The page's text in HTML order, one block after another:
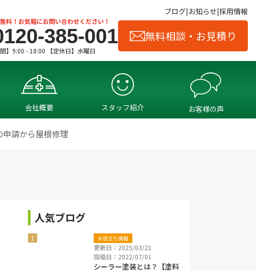
ブログ お知らせ 採用情報
料！お気軽にお問い合わせください！
385-001
間】9:00 - 18:00 【定休日】水曜日
無料相談・お見積り
会社概要 スタッフ紹介 お客様の声
申請から屋根修理
人気ブログ
お役立ち情報
更新日：2025/03/21
投稿日：2022/07/01
シーラー塗装とは？【塗料